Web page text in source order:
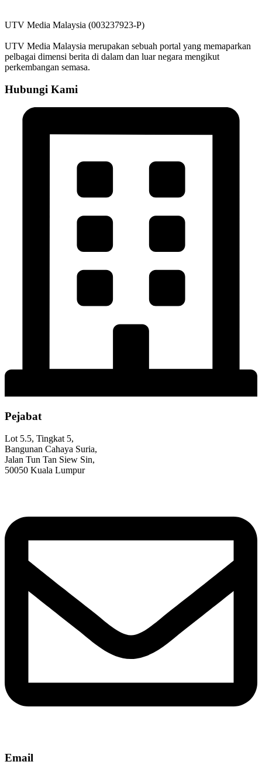
UTV Media Malaysia (003237923-P)
UTV Media Malaysia merupakan sebuah portal yang memaparkan
pelbagai dimensi berita di dalam dan luar negara mengikut
perkembangan semasa.
Hubungi Kami
Pejabat
Lot 5.5, Tingkat 5,
Bangunan Cahaya Suria,
Jalan Tun Tan Siew Sin,
50050 Kuala Lumpur
Email